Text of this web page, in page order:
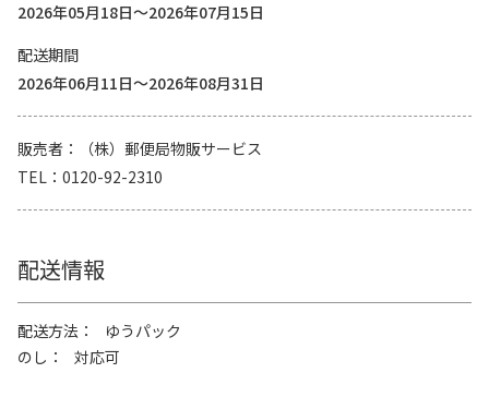
2026年05月18日～2026年07月15日
配送期間
2026年06月11日～2026年08月31日
販売者
（株）郵便局物販サービス
TEL
0120-92-2310
配送情報
配送方法
ゆうパック
のし
対応可